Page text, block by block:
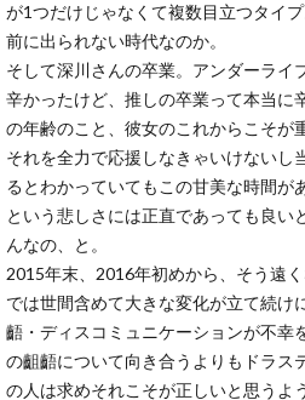
が1つだけじゃなくて複数目立つタイ
前に出られない時代なのか。
そして深川さんの卒業。アンダーライ
辛かったけど、推しの卒業って本当に
の年齢のこと、彼女のこれからこそが
それを全力で応援しなきゃいけないし
るとわかっていてもこの甘美な時間が
という悲しさには正直であっても良い
んなの、と。
2015年末、2016年初めから、そう遠
では世間含めて大きな変化が立て続け
齬・ディスコミュニケーションが不幸
の齟齬について向き合うよりもドラス
の人は求めそれこそが正しいと思うよ